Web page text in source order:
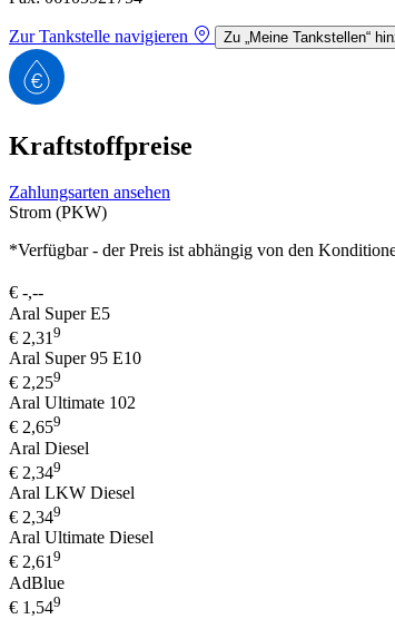
Zur Tankstelle navigieren Zu „Meine Tankstellen“
Kraftstoffpreise
Zahlungsarten ansehen
Strom (PKW)
*Verfügbar - der Preis ist abhängig von den
€ -,--
Aral Super E5
€ 2,31 9
Aral Super 95 E10
€ 2,259
Aral Ultimate 102
€ 2,659
Aral Diesel
€ 2,349
Aral LKW Diesel
€ 2,349
Aral Ultimate Diesel
€ 2,619
AdBlue
€ 1,549